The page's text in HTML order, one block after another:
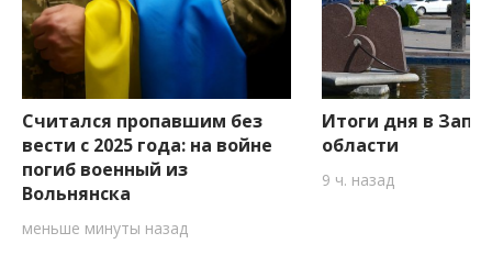
Считался пропавшим без
вести с 2025 года: на войне
погиб военный из
Вольнянска
меньше минуты назад
Итоги дня в
области
9 ч. назад